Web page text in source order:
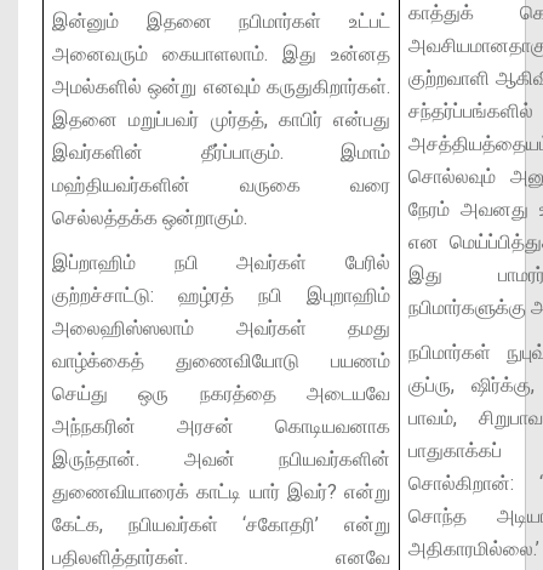
இன்னும் இதனை நபிமார்கள் உட்பட்
அனைவரும் கையாளலாம். இது உன்னத
அமல்களில் ஒன்று எனவும் கருதுகிறார்கள்.
இதனை மறுப்பவர் முர்தத், காபிர் என்பது
இவர்களின் தீர்ப்பாகும். இமாம்
மஹ்தியவர்களின் வருகை வரை
செல்லத்தக்க ஒன்றாகும்.
இப்றாஹிம் நபி அவர்கள் பேரில்
குற்றச்சாட்டு: ஹழ்ரத் நபி இபுறாஹிம்
அலைஹிஸ்ஸலாம் அவர்கள் தமது
வாழ்க்கைத் துணைவியோடு பயணம்
செய்து ஒரு நகரத்தை அடையவே
அந்நகரின் அரசன் கொடியவனாக
இருந்தான். அவன் நபியவர்களின்
துணைவியாரைக் காட்டி யார் இவர்? என்று
கேட்க, நபியவர்கள் ‘சகோதரி’ என்று
பதிலளித்தார்கள். எனவே
காத்துக்
குற்றவாளி
சொல்லவும்
நேரம்
என
இது
நபிமார்களுக்கு
நபிமார்கள்
குப்ரு,
பாவம்,
சொல்கிறான்:
சொந்த